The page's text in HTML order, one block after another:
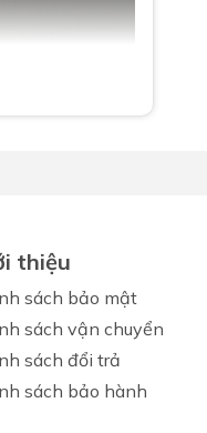
thiệu
sách bảo mật
sách vận chuyển
sách đổi trả
sách bảo hành